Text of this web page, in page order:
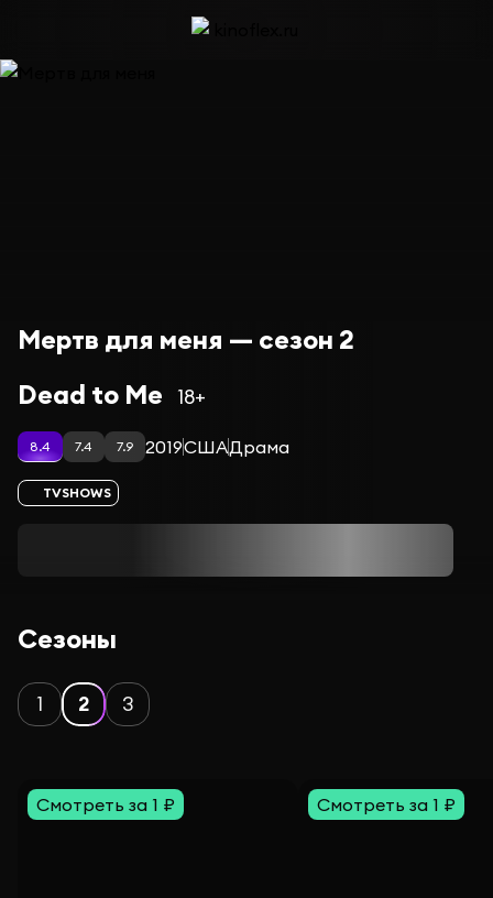
Мертв для меня — сезон 2
Dead to Me
18+
8.4 7.4 7.9 2019СШАДрама
TVSHOWS
Сезоны
1 2 3
Смотреть за 1 ₽ Смотреть за 1 ₽